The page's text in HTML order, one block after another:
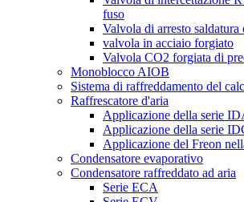
fuso
Valvola di arresto saldatura
valvola in acciaio forgiato
Valvola CO2 forgiata di
Monoblocco AIOB
Sistema di raffreddamento del
Raffrescatore d'aria
Applicazione della serie
Applicazione della serie
Applicazione del Freon
Condensatore evaporativo
Condensatore raffreddato ad aria
Serie ECA